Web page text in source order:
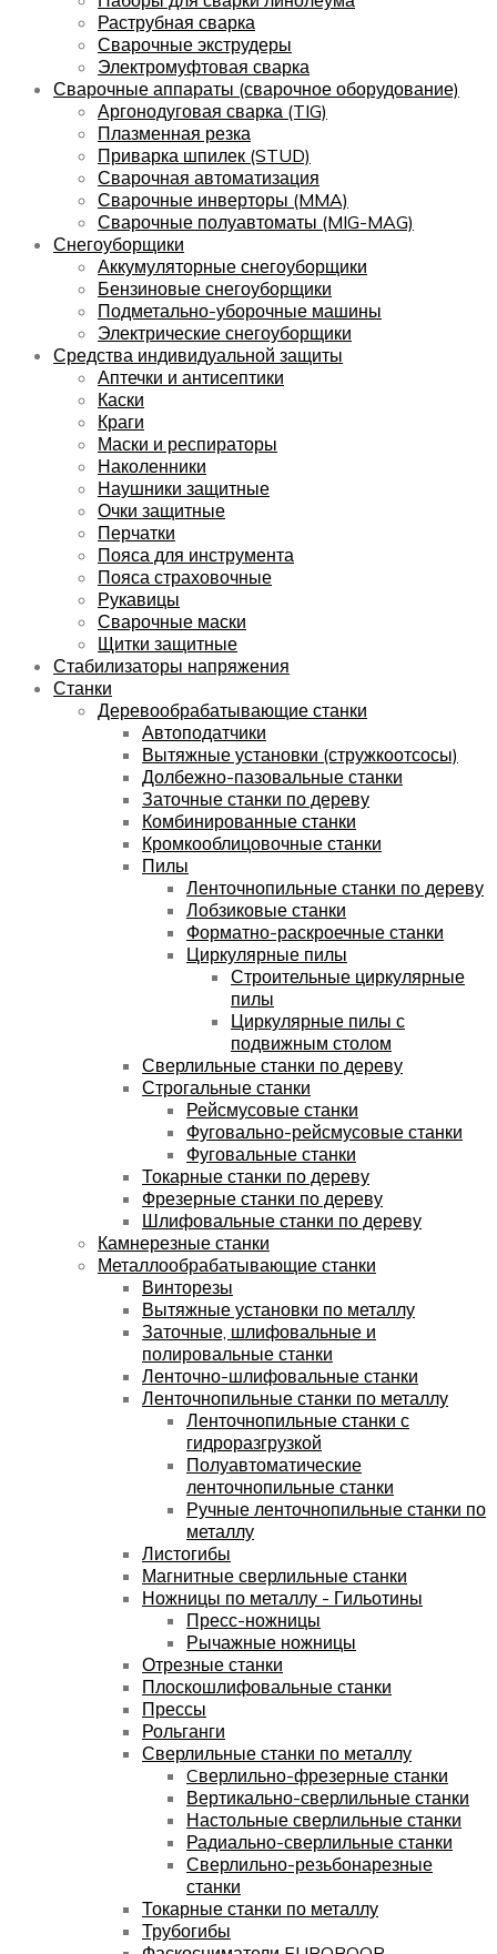
Раструбная сварка
Сварочные экструдеры
Электромуфтовая сварка
Сварочные аппараты (сварочное оборудование)
Аргонодуговая сварка (TIG)
Плазменная резка
Приварка шпилек (STUD)
Сварочная автоматизация
Сварочные инверторы (MMA)
Сварочные полуавтоматы (MIG-MAG)
Снегоуборщики
Аккумуляторные снегоуборщики
Бензиновые снегоуборщики
Подметально-уборочные машины
Электрические снегоуборщики
Средства индивидуальной защиты
Аптечки и антисептики
Каски
Краги
Маски и респираторы
Наколенники
Наушники защитные
Очки защитные
Перчатки
Пояса для инструмента
Пояса страховочные
Рукавицы
Сварочные маски
Щитки защитные
Стабилизаторы напряжения
Станки
Деревообрабатывающие станки
Автоподатчики
Вытяжные установки (стружкоотсосы)
Долбежно-пазовальные станки
Заточные станки по дереву
Комбинированные станки
Кромкооблицовочные станки
Пилы
Ленточнопильные станки по дереву
Лобзиковые станки
Форматно-раскроечные станки
Циркулярные пилы
Строительные циркулярные
пилы
Циркулярные пилы с
подвижным столом
Сверлильные станки по дереву
Строгальные станки
Рейсмусовые станки
Фуговально-рейсмусовые станки
Фуговальные станки
Токарные станки по дереву
Фрезерные станки по дереву
Шлифовальные станки по дереву
Камнерезные станки
Металлообрабатывающие станки
Винторезы
Вытяжные установки по металлу
Заточные, шлифовальные и
полировальные станки
Ленточно-шлифовальные станки
Ленточнопильные станки по металлу
Ленточнопильные станки с
гидроразгрузкой
Полуавтоматические
ленточнопильные станки
Ручные ленточнопильные станки по
металлу
Листогибы
Магнитные сверлильные станки
Ножницы по металлу - Гильотины
Пресс-ножницы
Рычажные ножницы
Отрезные станки
Плоскошлифовальные станки
Прессы
Рольганги
Сверлильные станки по металлу
Cверлильно-фрезерные станки
Вертикально-сверлильные станки
Настольные сверлильные станки
Радиально-сверлильные станки
Сверлильно-резьбонарезные
станки
Токарные станки по металлу
Трубогибы